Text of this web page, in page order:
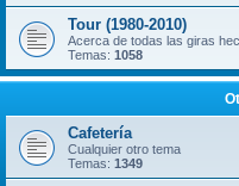
Tour (1980-2010)
Acerca de todas las giras
Temas: 1058
Cafetería
Cualquier otro tema
Temas: 1349